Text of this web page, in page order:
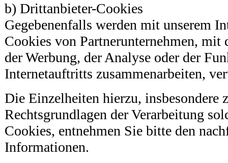
b) Drittanbieter-Cookies
Gegebenenfalls werden mit unserem
Cookies von Partnerunternehmen, mit
der Werbung, der Analyse oder der
Internetauftritts zusammenarbeiten,
Die Einzelheiten hierzu, insbesondere
Rechtsgrundlagen der Verarbeitung
Cookies, entnehmen Sie bitte den
Informationen.